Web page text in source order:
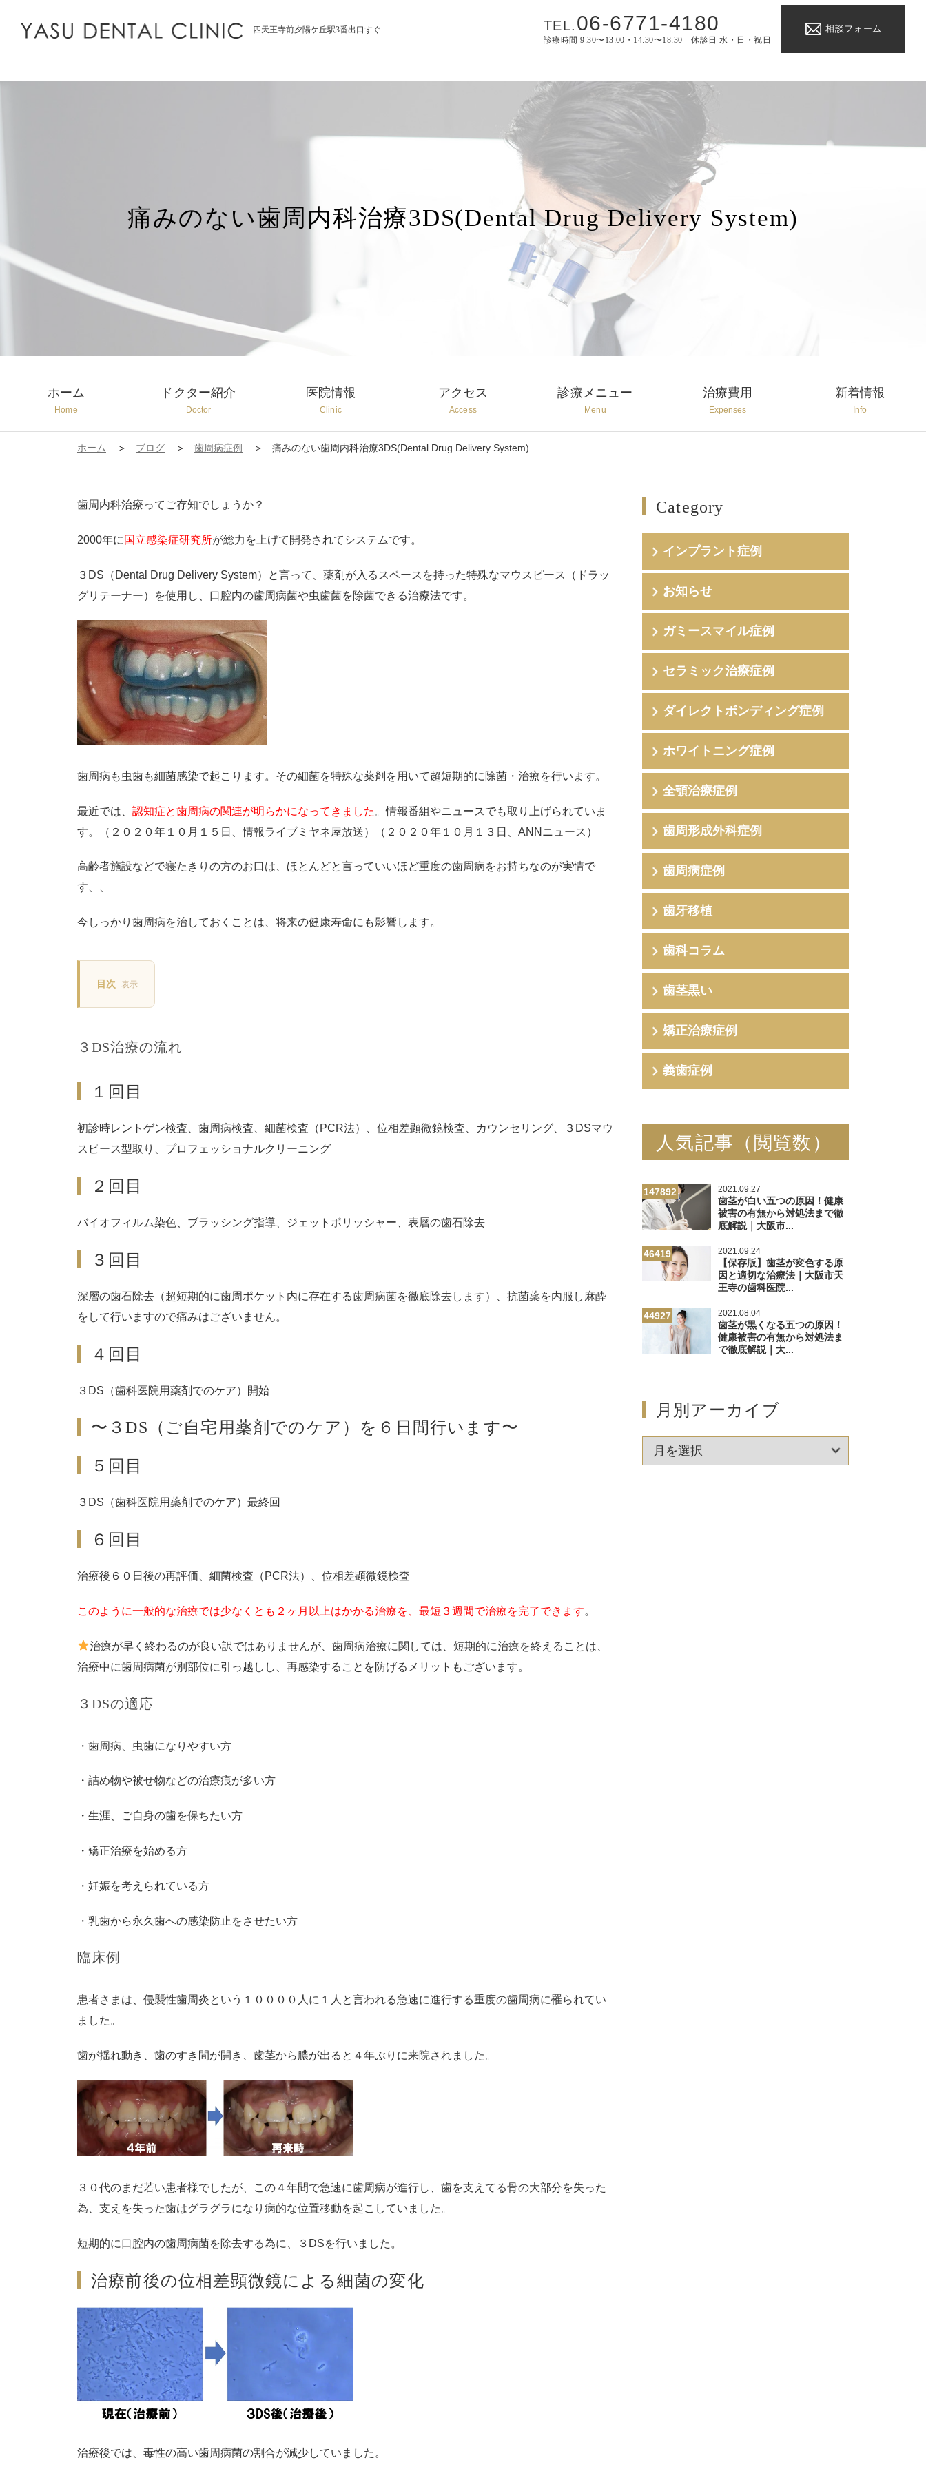
四天王寺前夕陽ケ丘駅3番出口すぐ TEL. 06-6771-4180
診療時間 9:30〜13:00・14:30〜18:30 休診日 水・日・祝日
相談フォーム
痛みのない歯周内科治療3DS(Dental Drug Delivery System)
ホーム
Home
ドクター紹介
Doctor
医院情報
Clinic
アクセス
Access
診療メニュー
Menu
治療費用
Expenses
新着情報
Info
ホーム ブログ 歯周病症例 痛みのない歯周内科治療3DS(Dental Drug Delivery System)
歯周内科治療ってご存知でしょうか？
2000年に 国立感染症研究所が総力を上げて開発されてシステムです。
３DS（Dental Drug Delivery System）と言って、薬剤が入るスペースを持った特殊なマウスピース（ドラッ
グリテーナー）を使用し、口腔内の歯周病菌や虫歯菌を除菌できる治療法です。
歯周病も虫歯も細菌感染で起こります。その細菌を特殊な薬剤を用いて超短期的に除菌・治療を行います。
最近では、 認知症と歯周病の関連が明らかになってきました 。情報番組やニュースでも取り上げられていま
す。（２０２０年１０月１５日、情報ライブミヤネ屋放送）（２０２０年１０月１３日、ANNニュース）
高齢者施設などで寝たきりの方のお口は、ほとんどと言っていいほど重度の歯周病をお持ちなのが実情で
す、、
今しっかり歯周病を治しておくことは、将来の健康寿命にも影響します。
目次 表示
３DS治療の流れ
１回目
初診時レントゲン検査、歯周病検査、細菌検査（PCR法）、位相差顕微鏡検査、カウンセリング、３DSマウ
スピース型取り、プロフェッショナルクリーニング
２回目
バイオフィルム染色、ブラッシング指導、ジェットポリッシャー、表層の歯石除去
３回目
深層の歯石除去（超短期的に歯周ポケット内に存在する歯周病菌を徹底除去します）、抗菌薬を内服し麻酔
をして行いますので痛みはございません。
４回目
３DS（歯科医院用薬剤でのケア）開始
〜３DS（ご自宅用薬剤でのケア）を６日間行います〜
５回目
３DS（歯科医院用薬剤でのケア）最終回
６回目
治療後６０日後の再評価、細菌検査（PCR法）、位相差顕微鏡検査
このように一般的な治療では少なくとも２ヶ月以上はかかる治療を、最短３週間で治療を完了できます。
治療が早く終わるのが良い訳ではありませんが、歯周病治療に関しては、短期的に治療を終えることは、
治療中に歯周病菌が別部位に引っ越しし、再感染することを防げるメリットもございます。
３DSの適応
・歯周病、虫歯になりやすい方
・詰め物や被せ物などの治療痕が多い方
・生涯、ご自身の歯を保ちたい方
・矯正治療を始める方
・妊娠を考えられている方
・乳歯から永久歯への感染防止をさせたい方
臨床例
患者さまは、侵襲性歯周炎という１００００人に１人と言われる急速に進行する重度の歯周病に罹られてい
ました。
歯が揺れ動き、歯のすき間が開き、歯茎から膿が出ると４年ぶりに来院されました。
３０代のまだ若い患者様でしたが、この４年間で急速に歯周病が進行し、歯を支えてる骨の大部分を失った
為、支えを失った歯はグラグラになり病的な位置移動を起こしていました。
短期的に口腔内の歯周病菌を除去する為に、３DSを行いました。
治療前後の位相差顕微鏡による細菌の変化
治療後では、毒性の高い歯周病菌の割合が減少していました。
Category
インプラント症例
お知らせ
ガミースマイル症例
セラミック治療症例
ダイレクトボンディング症例
ホワイトニング症例
全顎治療症例
歯周形成外科症例
歯周病症例
歯牙移植
歯科コラム
歯茎黒い
矯正治療症例
義歯症例
月別アーカイブ
人気記事（閲覧数）
147892 2021.09.27
歯茎が白い五つの原因！健康
被害の有無から対処法まで徹
底解説｜大阪市...
46419 2021.09.24
【保存版】歯茎が変色する原
因と適切な治療法｜大阪市天
王寺の歯科医院...
44927 2021.08.04
歯茎が黒くなる五つの原因！
健康被害の有無から対処法ま
で徹底解説｜大...